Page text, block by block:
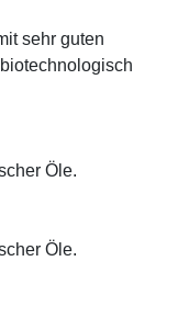
sehr guten
Öle.
Öle.